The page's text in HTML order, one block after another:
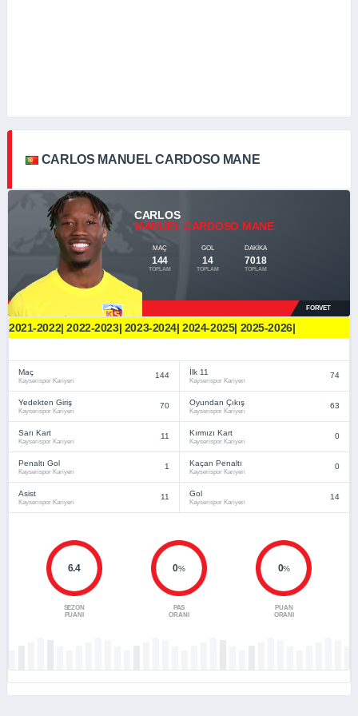
CARLOS MANUEL CARDOSO MANE
CARLOS
MANUEL CARDOSO MANE
MAÇ
144
TOPLAM
GOL
14
TOPLAM
DAKIKA
7018
TOPLAM
FORVET
2021-2022| 2022-2023| 2023-2024| 2024-2025| 2025-2026|
Maç
Kayserispor Kariyeri
144 İlk 11
Kayserispor Kariyeri
74
Yedekten Giriş
Kayserispor Kariyeri
70 Oyundan Çıkış
Kayserispor Kariyeri
63
Sarı Kart
Kayserispor Kariyeri
11 Kırmızı Kart
Kayserispor Kariyeri
0
Penaltı Gol
Kayserispor Kariyeri
1 Kaçan Penaltı
Kayserispor Kariyeri
0
Asist
Kayserispor Kariyeri
11 Gol
Kayserispor Kariyeri
14
6.4
SEZON
PUANI
0%
PAS
ORANI
0%
PUAN
ORANI